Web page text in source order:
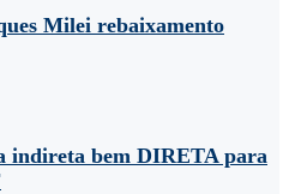
Milei rebaixamento
indireta bem DIRETA para